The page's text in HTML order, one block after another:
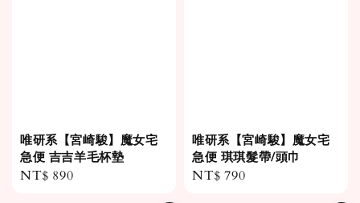
唯研系【宮崎駿】魔女宅
急便 吉吉羊毛杯墊
Regular
NT$ 890
唯研系【宮崎駿】魔女宅
急便 琪琪髮帶/頭巾
Regular
NT$ 790